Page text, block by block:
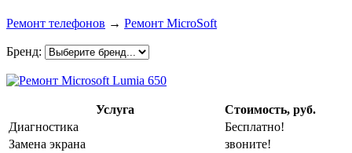
Ремонт телефонов → Ремонт MicroSoft
Бренд:
Услуга
Стоимость, руб.
Диагностика
Бесплатно!
Замена экрана
звоните!